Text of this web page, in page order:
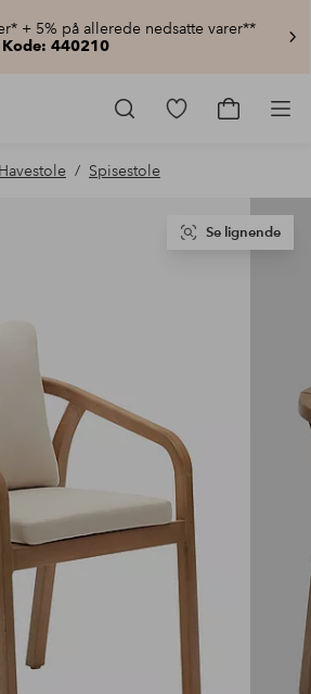
+ 5% på allerede nedsatte varer**
Kode: 440210
Gå
Gå
Havestole Spisestole
Se lignende